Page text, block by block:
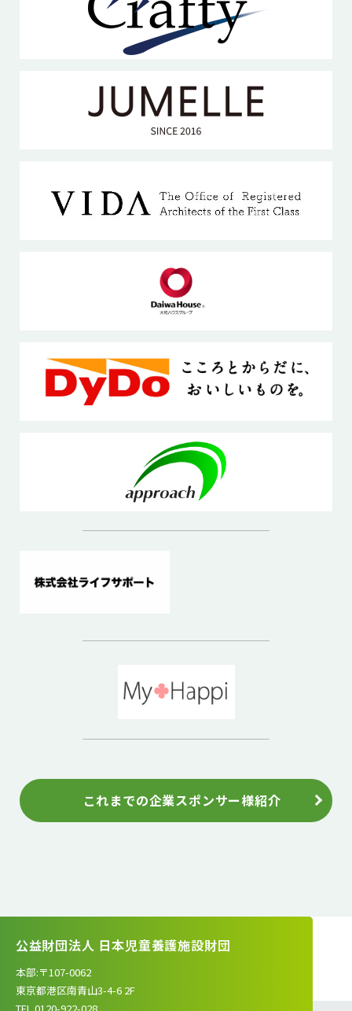
これまでの企業スポンサー様紹介
公益財団法人 日本児童養護施設財団
本部:〒107-0062
東京都港区南青山3-4-6 2F